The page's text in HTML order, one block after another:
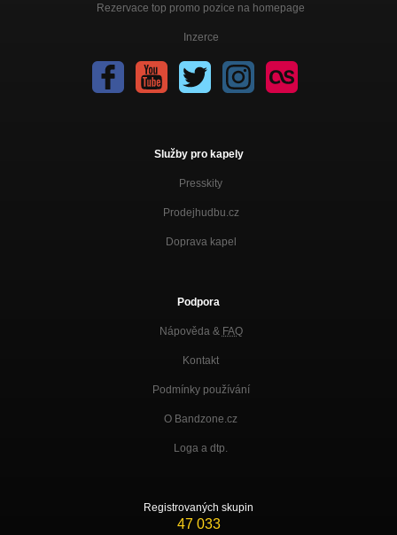
Rezervace top promo pozice na homepage
Inzerce
Služby pro kapely
Presskity
Prodejhudbu.cz
Doprava kapel
Podpora
Nápověda & FAQ
Kontakt
Podmínky používání
O Bandzone.cz
Loga a dtp.
Registrovaných skupin
47 033